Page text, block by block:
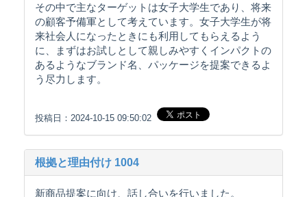
その中で主なターゲットは女子大学生であり、将来
の顧客予備軍として考えています。女子大学生が将
来社会人になったときにも利用してもらえるよう
に、まずはお試しとして親しみやすくインパクトの
あるようなブランド名、パッケージを提案できるよ
う尽力します。
投稿日：2024-10-15 09:50:02
根拠と理由付け 1004
新商品提案に向け、話し合いを行いました。